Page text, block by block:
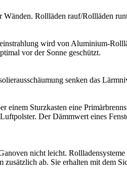
Wänden. Rollläden rauf/Rollläden
wird von Aluminium-
vor der Sonne geschützt.
senken das
einem Sturzkasten eine
Der Dämmwert eines
nicht leicht.
ab. Sie erhalten mit dem